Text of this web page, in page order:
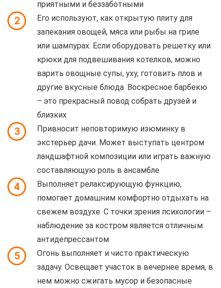
приятными и беззаботными
2
Его используют, как открытую плиту для
запекания овощей, мяса или рыбы на гриле
или шампурах. Если оборудовать решетку или
крюки для подвешивания котелков, можно
варить овощные супы, уху, готовить плов и
другие вкусные блюда. Воскресное барбекю
– это прекрасный повод собрать друзей и
близких
3
Привносит неповторимую изюминку в
экстерьер дачи. Может выступать центром
ландшафтной композиции или играть важную
составляющую роль в ансамбле
4
Выполняет релаксирующую функцию,
помогает домашним комфортно отдыхать на
свежем воздухе. С точки зрения психологии –
наблюдение за костром является отличным
антидепрессантом
5
Огонь выполняет и чисто практическую
задачу. Освещает участок в вечернее время, в
нем можно сжигать мусор и безопасные